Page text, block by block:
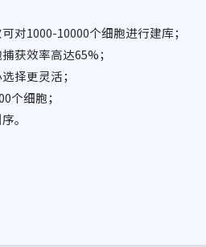
对1000-10000个细胞进行建库；
获效率高达65%；
择更灵活；
个细胞；
。